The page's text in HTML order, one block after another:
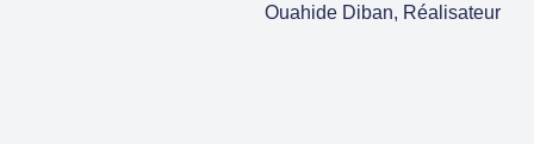
Ouahide Diban, Réalisateur